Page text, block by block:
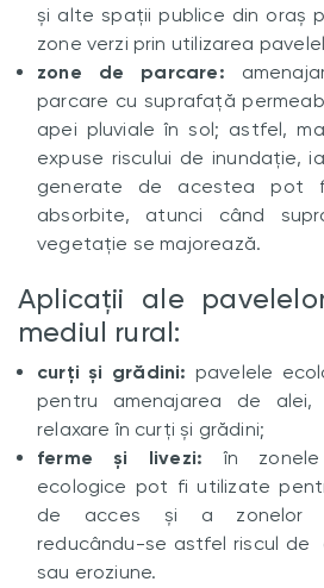
și alte spații publice din oraș
zone verzi prin utilizarea
zone de parcare:
parcare cu suprafață
apei pluviale în sol; astfel,
expuse riscului de inundație,
generate de acestea pot
absorbite, atunci când
vegetație se majorează.
Aplicații ale
mediul rural:
curți și grădini: pavelele
pentru amenajarea de
relaxare în curți și grădini;
ferme și livezi: în zonele
ecologice pot fi utilizate
de acces și a zonelor
reducându-se astfel riscul de
sau eroziune.